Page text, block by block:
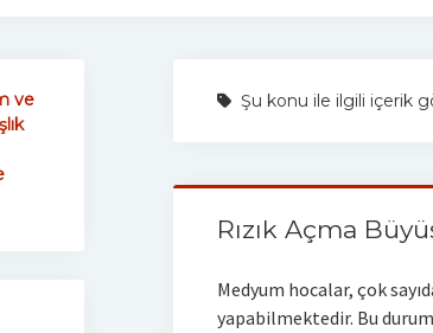
Şu konu ile ilgili içerik
Rızık Açma
Medyum hocalar, çok
yapabilmektedir. Bu
ve